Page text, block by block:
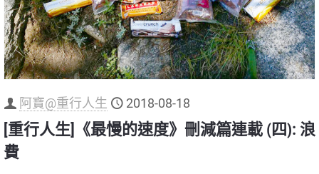
阿寶@重行人生 2018-08-18
[重行人生]《最慢的速度》刪減篇連載 (四): 浪
費